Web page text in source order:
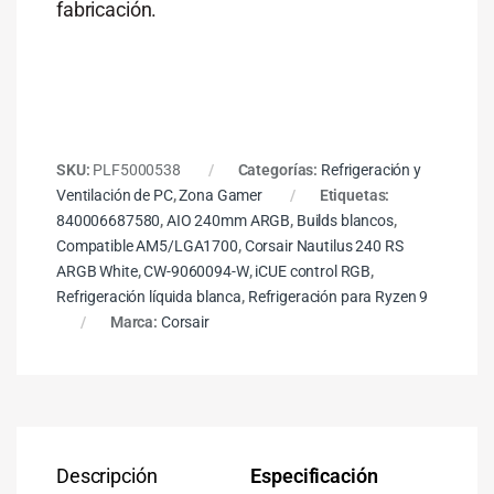
fabricación.
SKU: PLF5000538 Categorías: Refrigeración y
Ventilación de PC,Zona Gamer
Etiquetas:
840006687580,AIO 240mm ARGB, Builds blancos,
Compatible AM5/LGA1700,Corsair Nautilus 240 RS
ARGB White,CW-9060094-W,iCUE control RGB,
Refrigeración líquida blanca, Refrigeración para Ryzen 9
Marca: Corsair
Descripción Especificación